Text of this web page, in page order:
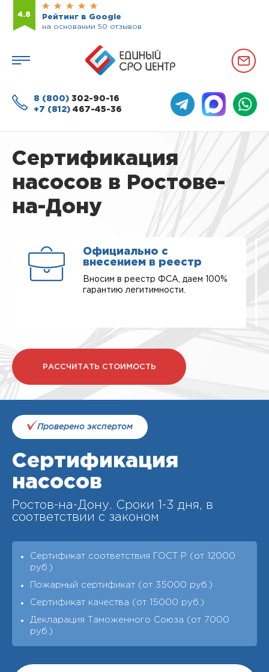
4.8
Рейтинг в Google
на основании 50 отзывов
8 (800) 302-90-16
+7 (812) 467-45-36
Сертификация
насосов в Ростове-
на-Дону
Официально с
внесением в реестр
Вносим в реестр ФСА, даем 100%
гарантию легитимности.
РАССЧИТАТЬ СТОИМОСТЬ
Проверено экспертом
Сертификация
насосов
Ростов-на-Дону. Cроки 1-3 дня, в
соответствии с законом
Сертификат соответствия ГОСТ Р (от 12000
руб.)
Пожарный сертификат (от 35000 руб.)
Сертификат качества (от 15000 руб.)
Декларация Таможенного Союза (от 7000
руб.)